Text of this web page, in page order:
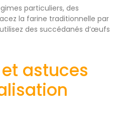
particuliers, des
la farine traditionnelle par
des succédanés d’œufs
astuces